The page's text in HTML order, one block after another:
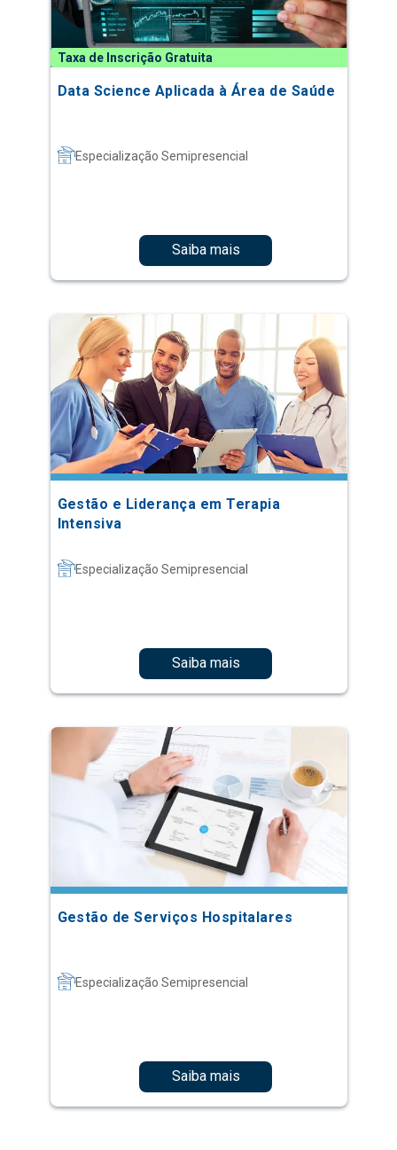
Taxa de Inscrição Gratuita
Data Science Aplicada à Área de Saúde
Especialização Semipresencial
Saiba mais
Gestão e Liderança em Terapia
Intensiva
Especialização Semipresencial
Saiba mais
Gestão de Serviços Hospitalares
Especialização Semipresencial
Saiba mais